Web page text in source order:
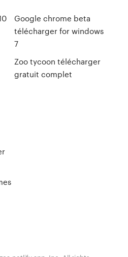
Google chrome beta
télécharger for windows
7
Zoo tycoon télécharger
gratuit complet